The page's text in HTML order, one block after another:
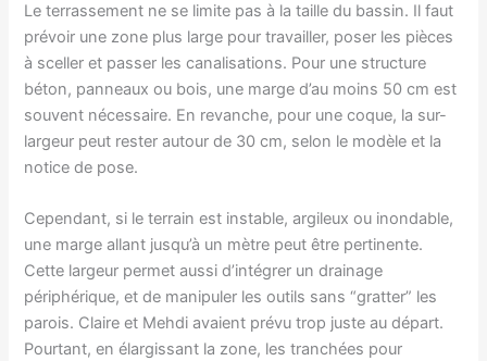
Le terrassement ne se limite pas à la taille du bassin. Il faut
prévoir une zone plus large pour travailler, poser les pièces
à sceller et passer les canalisations. Pour une structure
béton, panneaux ou bois, une marge d’au moins 50 cm est
souvent nécessaire. En revanche, pour une coque, la sur-
largeur peut rester autour de 30 cm, selon le modèle et la
notice de pose.
Cependant, si le terrain est instable, argileux ou inondable,
une marge allant jusqu’à un mètre peut être pertinente.
Cette largeur permet aussi d’intégrer un drainage
périphérique, et de manipuler les outils sans “gratter” les
parois. Claire et Mehdi avaient prévu trop juste au départ.
Pourtant, en élargissant la zone, les tranchées pour